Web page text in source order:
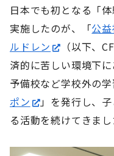
日本でも初となる「
実施したのが、「公
ルドレン
（以下、
済的に苦しい環境下
予備校など学校外の
ポン
」を発行し、
る活動を続けてきまし